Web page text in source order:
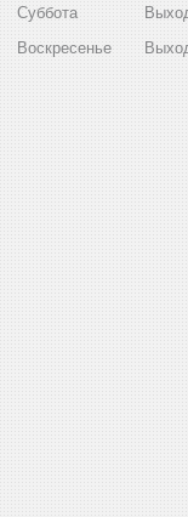
Суббота
Воскресенье